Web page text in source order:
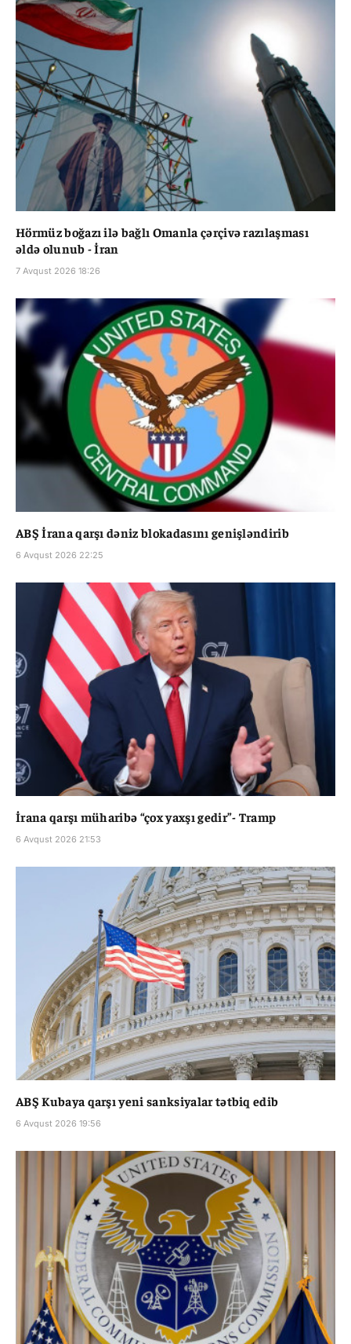
Hörmüz boğazı ilə bağlı Omanla çərçivə razılaşması
əldə olunub - İran
7 Avqust 2026 18:26
ABŞ İrana qarşı dəniz blokadasını genişləndirib
6 Avqust 2026 22:25
İrana qarşı müharibə “çox yaxşı gedir”- Tramp
6 Avqust 2026 21:53
ABŞ Kubaya qarşı yeni sanksiyalar tətbiq edib
6 Avqust 2026 19:56